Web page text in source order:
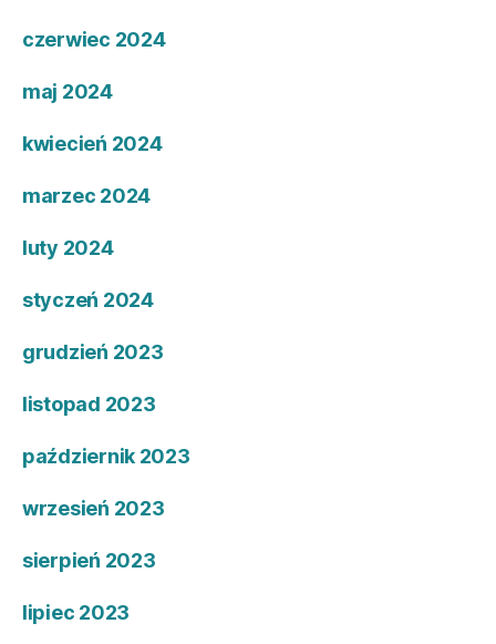
czerwiec 2024
maj 2024
kwiecień 2024
marzec 2024
luty 2024
styczeń 2024
grudzień 2023
listopad 2023
październik 2023
wrzesień 2023
sierpień 2023
lipiec 2023